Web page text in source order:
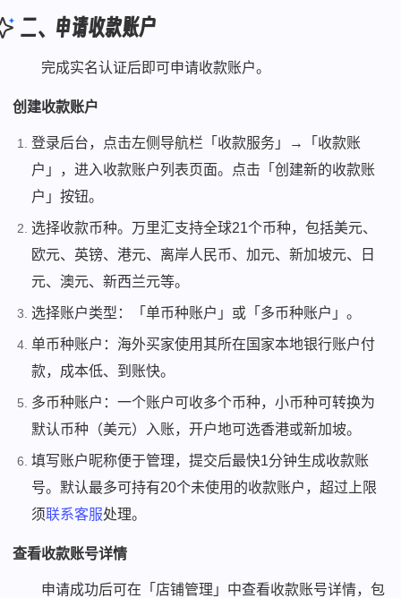
二、申请收款账户
完成实名认证后即可申请收款账户。
创建收款账户
登录后台，点击左侧导航栏「收款服务」→「收款账
户」，进入收款账户列表页面。点击「创建新的收款账
户」按钮。
选择收款币种。万里汇支持全球21个币种，包括美元、
欧元、英镑、港元、离岸人民币、加元、新加坡元、日
元、澳元、新西兰元等。
选择账户类型：「单币种账户」或「多币种账户」。
单币种账户：海外买家使用其所在国家本地银行账户付
款，成本低、到账快。
多币种账户：一个账户可收多个币种，小币种可转换为
默认币种（美元）入账，开户地可选香港或新加坡。
填写账户昵称便于管理，提交后最快1分钟生成收款账
号。默认最多可持有20个未使用的收款账户，超过上限
须联系客服处理。
查看收款账号详情
申请成功后可在「店铺管理」中查看收款账号详情，包